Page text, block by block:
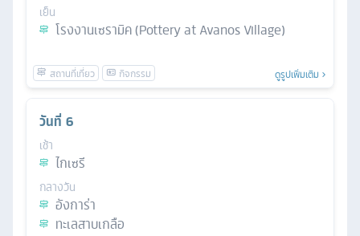
เย็น
โรงงานเซรามิค (Pottery at Avanos Village)
ดูรูปเพิ่มเติม
วันที่ 6
เช้า
ไกเซรี
กลางวัน
อังการ่า
ทะเลสาบเกลือ